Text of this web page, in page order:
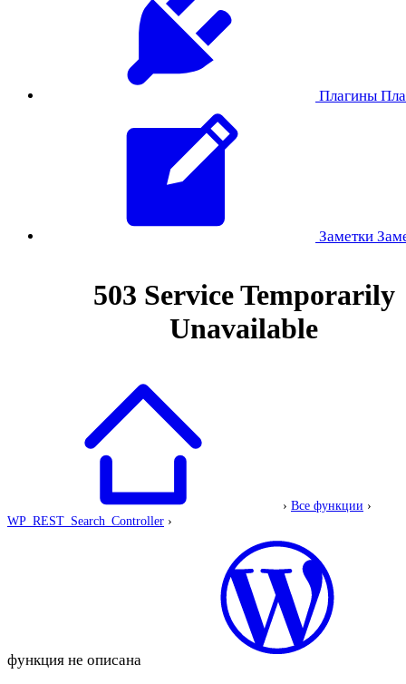
Плагины
Заметки
› Все функции ›
WP_REST_Search_Controller ›
функция не описана